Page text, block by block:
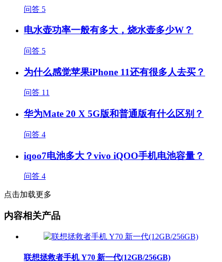
问答 5
电水壶功率一般有多大，烧水壶多少W？
问答 5
为什么感觉苹果iPhone 11还有很多人去买？
问答 11
华为Mate 20 X 5G版和普通版有什么区别？
问答 4
iqoo7电池多大？vivo iQOO手机电池容量？
问答 4
点击加载更多
内容相关产品
联想拯救者手机 Y70 新一代(12GB/256GB)